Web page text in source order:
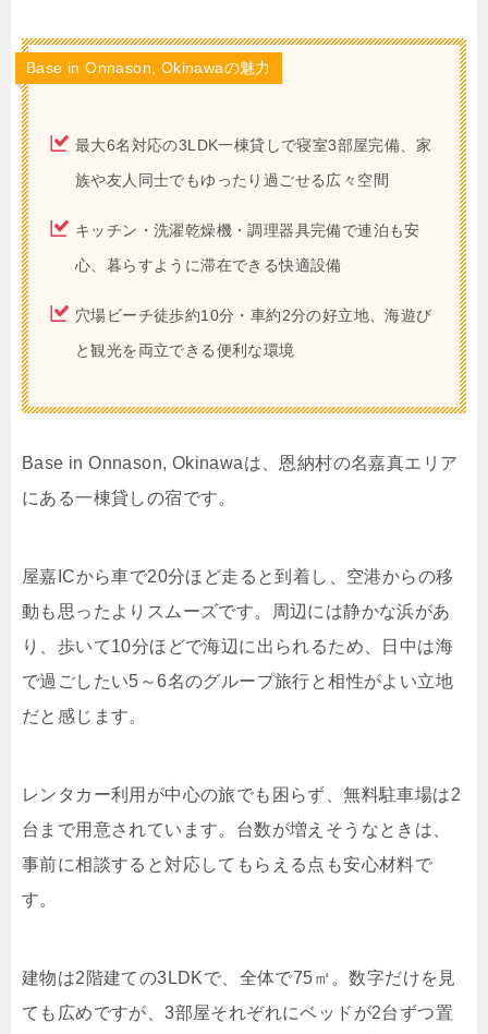
Base in Onnason, Okinawaの魅力
最大6名対応の3LDK一棟貸しで寝室3部屋完備、家
族や友人同士でもゆったり過ごせる広々空間
キッチン・洗濯乾燥機・調理器具完備で連泊も安
心、暮らすように滞在できる快適設備
穴場ビーチ徒歩約10分・車約2分の好立地、海遊び
と観光を両立できる便利な環境
Base in Onnason, Okinawaは、恩納村の名嘉真エリア
にある一棟貸しの宿です。
屋嘉ICから車で20分ほど走ると到着し、空港からの移
動も思ったよりスムーズです。周辺には静かな浜があ
り、歩いて10分ほどで海辺に出られるため、日中は海
で過ごしたい5～6名のグループ旅行と相性がよい立地
だと感じます。
レンタカー利用が中心の旅でも困らず、無料駐車場は2
台まで用意されています。台数が増えそうなときは、
事前に相談すると対応してもらえる点も安心材料で
す。
建物は2階建ての3LDKで、全体で75㎡。数字だけを見
ても広めですが、3部屋それぞれにベッドが2台ずつ置